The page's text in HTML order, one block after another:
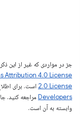
جز در مواردی که غیر از این
Attribution 4.0 License
2.0 Licenseاست. برای
Developers‏
وابسته به آن است.